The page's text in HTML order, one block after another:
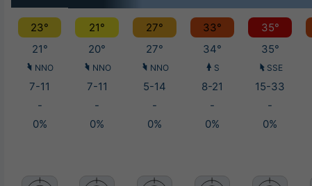
23° 21° 27° 33° 35°
21° 20° 27° 34° 35°
NNO NNO NNO S SSE
7-11 7-11 5-14 8-21 15-33
- - - - -
0% 0% 0% 0% 0%